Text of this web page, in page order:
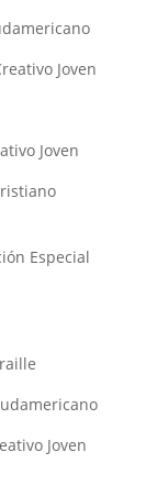
Joven
Joven
Especial
Joven